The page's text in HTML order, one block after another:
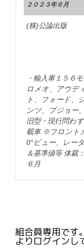
２０２３年６月
(株)公論出版
・輸入車１５６
ロメオ、アウデ
ト、フォード、
ンツ、プジョー
旧型・現行問わ
載車 ※フロント
0°ビュー、レー
＆基準値等 体裁
６月
組合員専用です
よりログインし